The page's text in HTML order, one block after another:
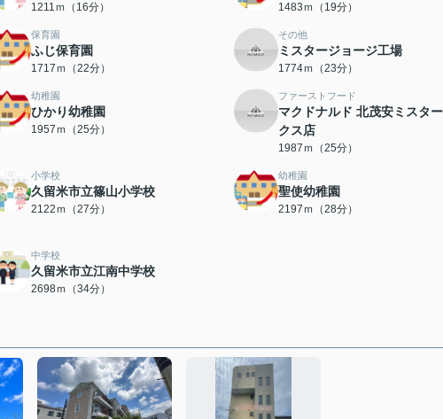
1211ｍ（16分） 1483ｍ（19分）
保育園
ふじ保育園
1717ｍ（22分）
その他
ミスタージョージ工場
1774ｍ（23分）
幼稚園
ひかり幼稚園
1957ｍ（25分）
ファーストフード
マクドナルド 北茂安ミスタ
クス店
1987ｍ（25分）
小学校
久留米市立篠山小学校
2122ｍ（27分）
幼稚園
聖使幼稚園
2197ｍ（28分）
中学校
久留米市立江南中学校
2698ｍ（34分）